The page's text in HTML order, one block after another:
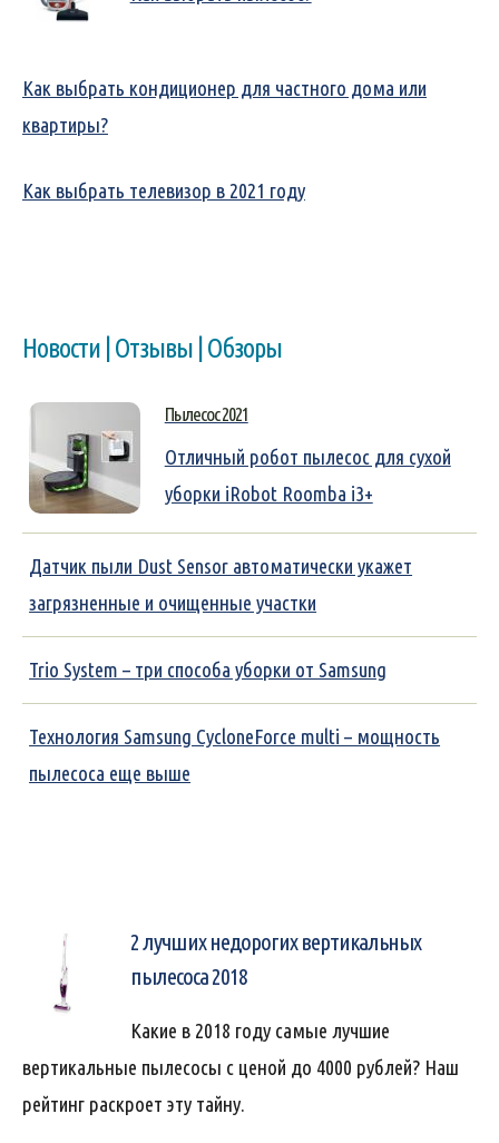
Как выбрать кондиционер для частного дома или
квартиры?
Как выбрать телевизор в 2021 году
Новости | Отзывы | Обзоры
Пылесос 2021
Отличный робот пылесос для сухой
уборки iRobot Roomba i3+
Датчик пыли Dust Sensor автоматически укажет
загрязненные и очищенные участки
Trio System – три способа уборки от Samsung
Технология Samsung CycloneForce multi – мощность
пылесоса еще выше
2 лучших недорогих вертикальных
пылесоса 2018
Какие в 2018 году самые лучшие
вертикальные пылесосы с ценой до 4000 рублей? Наш
рейтинг раскроет эту тайну.